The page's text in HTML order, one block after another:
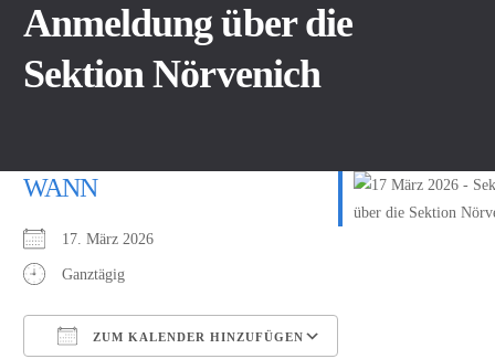
Anmeldung über die
Sektion Nörvenich
WANN
17. März 2026
Ganztägig
ZUM KALENDER HINZUFÜGEN